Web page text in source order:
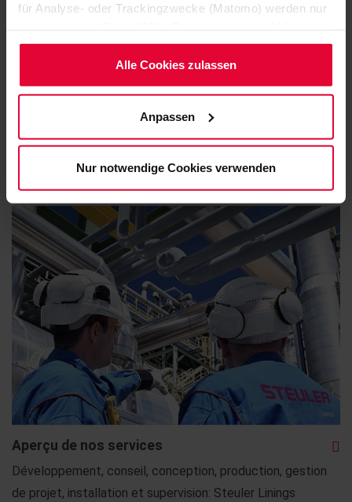
für Analyse- oder Trackingzwecke (Matomo) werden nur
Möchten Sie dies nicht, klicken Sie bitte auf "Nur
notwendige Cookies verwenden". Mehr dazu
(einschließlich der Möglichkeit, die Einwilligungserklärung
Cookie-Hinweis(Link im Fuß der Website)
bzw. derDatenschutzerklärung.
Alle Cookies zulassen
Anpassen
Nur notwendige Cookies verwenden
dans les éléments de rouleaux dans les installations de
Aperçu de nos services
Développement, conseil, conception, production, gestion
de projet, installation et supervision: Steuler Linings